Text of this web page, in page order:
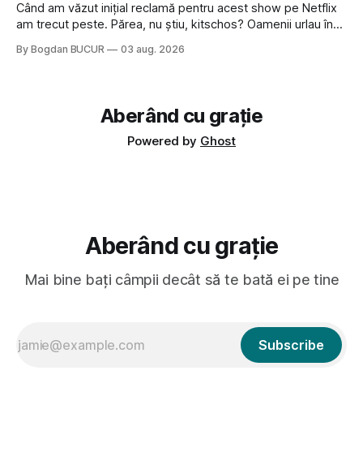
Când am văzut inițial reclamă pentru acest show pe Netflix
am trecut peste. Părea, nu știu, kitschos? Oamenii urlau în
fine dining din alte show-uri... așa că am zis pas. Apoi ceva,
By Bogdan BUCUR 03 aug. 2026
Aberând cu grație
Powered by Ghost
Aberând cu grație
Mai bine bați câmpii decât să te bată ei pe tine
Subscribe